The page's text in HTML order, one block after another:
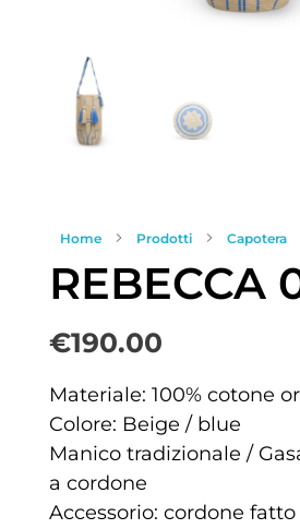
Home Prodotti Capotera
REBECCA
€190.00
Materiale: 100% cotone
Colore: Beige / blue
Manico tradizionale /
a cordone
Accessorio: cordone